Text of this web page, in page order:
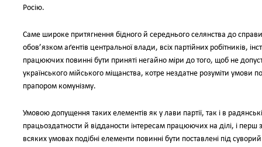
Росію.
Саме широке притягнення бідного й середнього селянства до
обов’язком аґентів центральної влади, всіх партійних робітників,
працюючих повинні бути приняті негайно міри до того, щоб не
українського мійського міщанства, котре нездатне розуміти умови
прапором комунізму.
Умовою допущення таких елементів як у лави партії, так і в
працьоздатности й відданости інтересам працюючих на ділі, і перш
всяких умовах подібні елементи повинні бути поставлені під